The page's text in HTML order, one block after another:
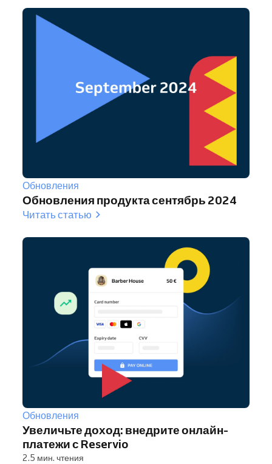
Обновления
Обновления продукта сентябрь 2024
Читать статью
Обновления
Увеличьте доход: внедрите онлайн-
платежи с Reservio
2.5 мин. чтения